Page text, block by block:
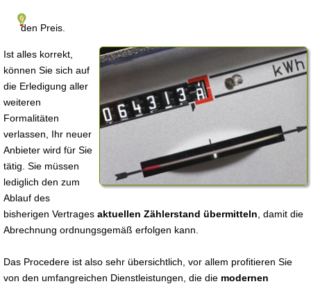
den Preis.
Ist alles korrekt,
können Sie sich auf
die Erledigung aller
weiteren
Formalitäten
verlassen, Ihr neuer
Anbieter wird für Sie
tätig. Sie müssen
lediglich den zum
Ablauf des
bisherigen Vertrages aktuellen Zählerstand übermitteln , damit die
Abrechnung ordnungsgemäß erfolgen kann.
Das Procedere ist also sehr übersichtlich, vor allem profitieren Sie
von den umfangreichen Dienstleistungen, die die modernen